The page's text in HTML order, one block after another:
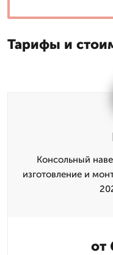
Тарифы и
Консольный
изготовление и
от